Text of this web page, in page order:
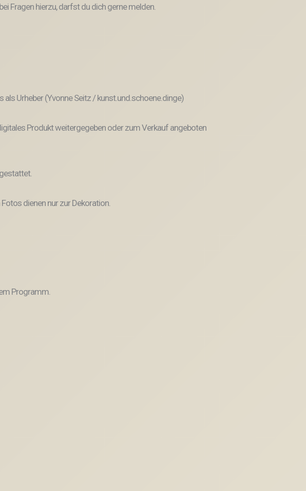
Fragen hierzu, darfst du dich gerne melden.
Urheber (Yvonne Seitz / kunst.und.schoene.dinge)
Produkt weitergegeben oder zum Verkauf angeboten
dienen nur zur Dekoration.
Programm.